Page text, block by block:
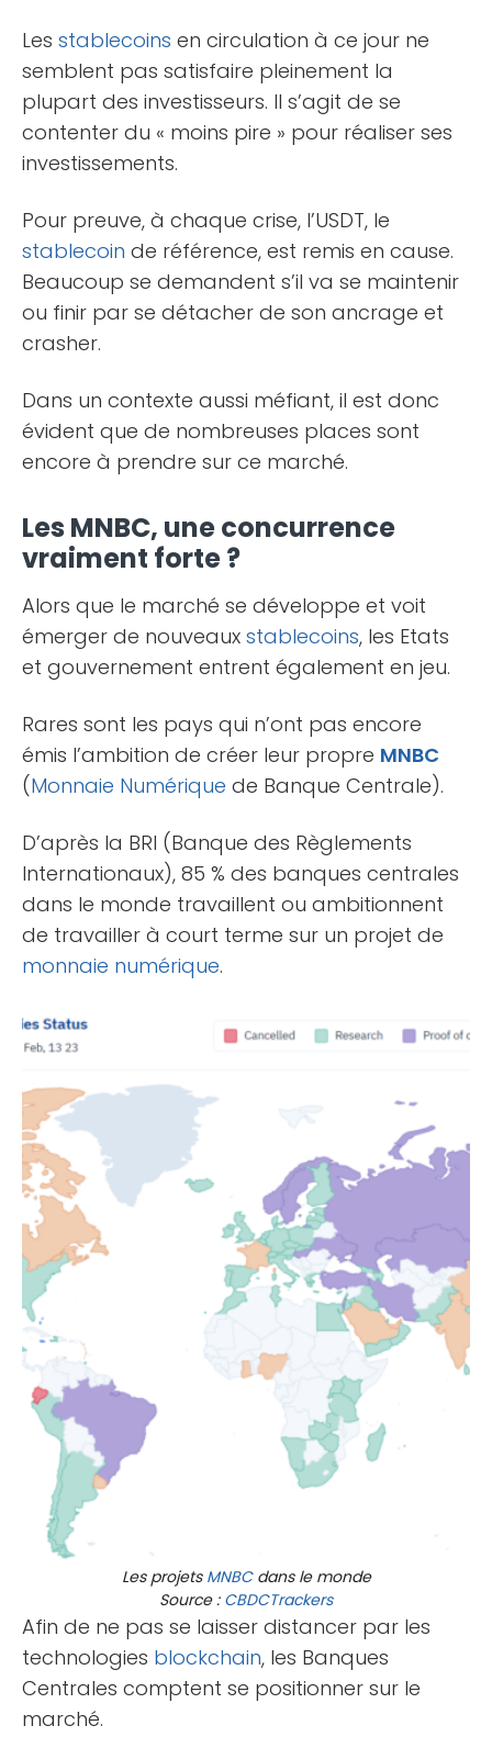
Les stablecoins en circulation à ce jour ne
semblent pas satisfaire pleinement la
plupart des investisseurs. Il s’agit de se
contenter du « moins pire » pour réaliser ses
investissements.
Pour preuve, à chaque crise, l’USDT, le
stablecoin de référence, est remis en cause.
Beaucoup se demandent s’il va se maintenir
ou finir par se détacher de son ancrage et
crasher.
Dans un contexte aussi méfiant, il est donc
évident que de nombreuses places sont
encore à prendre sur ce marché.
Les MNBC, une concurrence
vraiment forte ?
Alors que le marché se développe et voit
émerger de nouveaux stablecoins, les Etats
et gouvernement entrent également en jeu.
Rares sont les pays qui n’ont pas encore
émis l’ambition de créer leur propre MNBC
(Monnaie Numérique de Banque Centrale).
D’après la BRI (Banque des Règlements
Internationaux), 85 % des banques centrales
dans le monde travaillent ou ambitionnent
de travailler à court terme sur un projet de
monnaie numérique.
Les projets MNBCdans le monde
Source : CBDCTrackers
Afin de ne pas se laisser distancer par les
technologies blockchain, les Banques
Centrales comptent se positionner sur le
marché.